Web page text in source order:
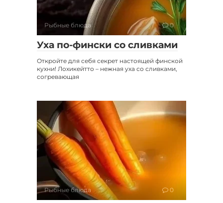
Рыбные блюда 0
Уха по-фински со сливками
Откройте для себя секрет настоящей финской
кухни! Лохикейтто – нежная уха со сливками,
согревающая
Рыбные блюда 0